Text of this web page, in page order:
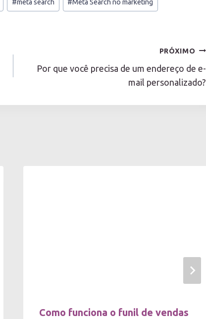
#meta search #Meta Search no marketing
PRÓXIMO
Por que você precisa de um endereço de e-
mail personalizado?
Como funciona o funil de vendas